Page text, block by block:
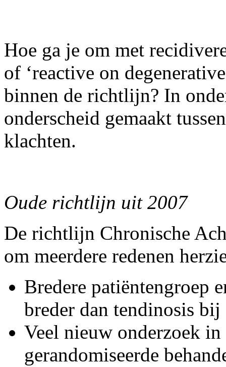
Hoe ga je om met
of ‘reactive on
binnen de richtlijn? In
onderscheid gemaakt
klachten.
Oude richtlijn uit 2007
De richtlijn Chronische
om meerdere redenen
Bredere patiëntengroep
breder dan tendinosis
Veel nieuw onderzoek
gerandomiseerde